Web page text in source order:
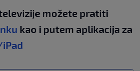
možete pratiti
kao i putem aplikacija za